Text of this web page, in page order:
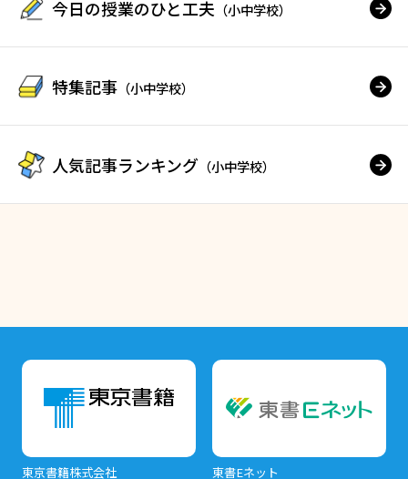
今日の授業のひと工夫 （小中学校）
特集記事 （小中学校）
人気記事ランキング （小中学校）
東京書籍株式会社 東書Eネット